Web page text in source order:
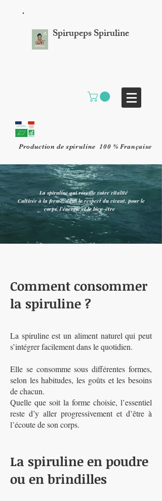
Spirupeps Spiruline
Production de spiruline 100 % Française
La spiruline qui réveille votre vitalité
Cultivée à la ferme, dans le respect du vivant, pour le
corps, l’énergie et le bien-être
Comment consommer
la spiruline ?
La spiruline est un aliment naturel qui peut
s’intégrer facilement dans le quotidien.
Elle se consomme sous différentes formes,
selon les habitudes, les goûts et les besoins
de chacun.
Quelle que soit la forme choisie, l’essentiel
reste d’y aller progressivement et d’être à
l’écoute de son corps.
La spiruline en poudre
ou en brindilles